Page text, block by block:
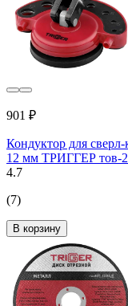
901 ₽
Кондуктор для
12 мм ТРИГГЕР тов-
4.7
(7)
В корзину